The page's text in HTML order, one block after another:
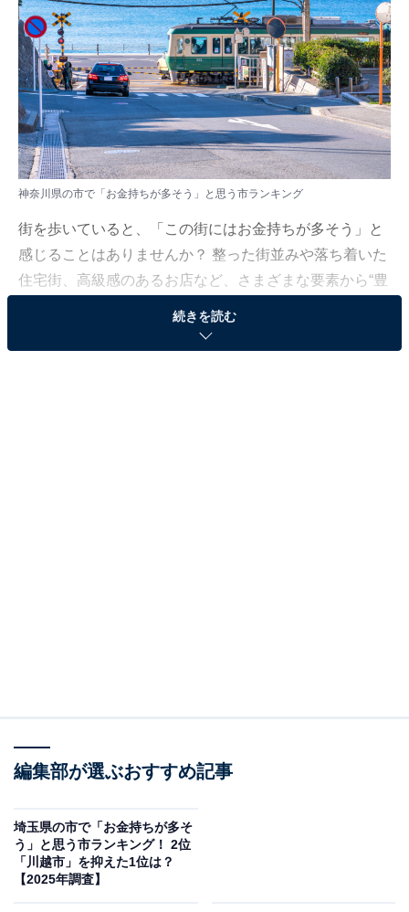
神奈川県の市で「お金持ちが多そう」と思う市ランキング
街を歩いていると、「この街にはお金持ちが多そう」と
感じることはありませんか？ 整った街並みや落ち着いた
住宅街、高級感のあるお店など、さまざまな要素から“豊
かさ”を感じる瞬間があります。では、多くの人が思い浮
かべる“お金持ちの街”とは、どこなのでしょうか。
す。都心へのアクセスが良い場所にありながら、落ち着
ぶエリアには、文化的な富裕層が多く住んでいるという
イメージが根付いていると考えられます。
続きを読む
編集部が選ぶおすすめ記事
埼玉県の市で「お金持ちが多そ
う」と思う市ランキング！ 2位
「川越市」を抑えた1位は？
【2025年調査】